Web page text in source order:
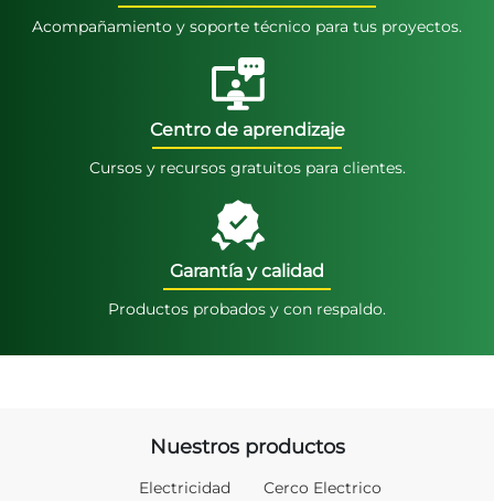
Acompañamiento y soporte técnico para tus proyectos.
Centro de aprendizaje
Cursos y recursos gratuitos para clientes.
Garantía y calidad
Productos probados y con respaldo.
Nuestros productos
Electricidad
Cerco Electrico